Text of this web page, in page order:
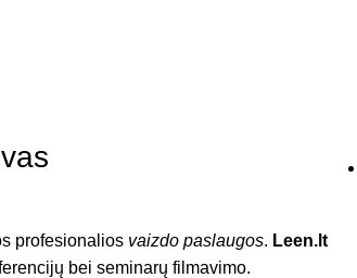
profesionalios vaizdo paslaugos. Leen.lt
bei seminarų filmavimo.